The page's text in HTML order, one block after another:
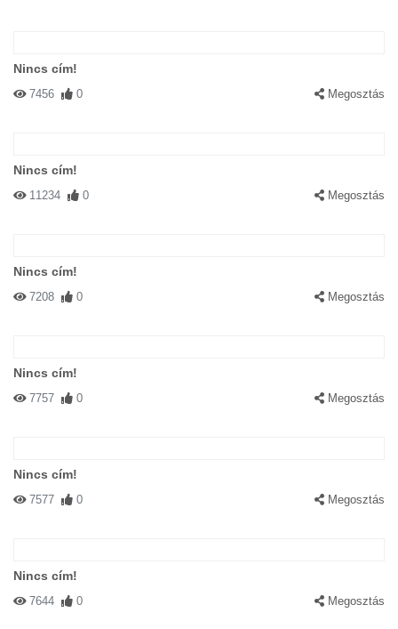
Nincs cím!
7456 0 Megosztás
Nincs cím!
11234 0 Megosztás
Nincs cím!
7208 0 Megosztás
Nincs cím!
7757 0 Megosztás
Nincs cím!
7577 0 Megosztás
Nincs cím!
7644 0 Megosztás